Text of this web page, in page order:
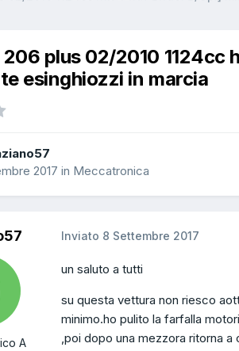
plus 02/2010 1124cc
esinghiozzi in marcia
2017 in Meccatronica
A
Inviato 8 Settembre 2017
un saluto a tutti
su questa vettura non riesco
minimo.ho pulito la farfalla
,poi dopo una mezzora ritorna a